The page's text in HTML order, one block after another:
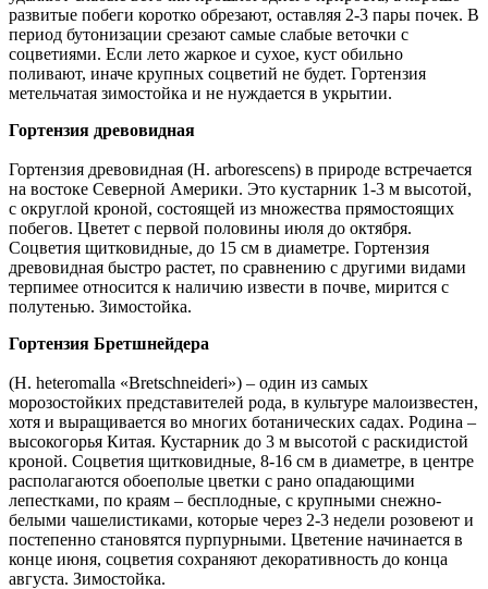
развитые побеги коротко обрезают, оставляя 2-3 пары почек. В
период бутонизации срезают самые слабые веточки с
соцветиями. Если лето жаркое и сухое, куст обильно
поливают, иначе крупных соцветий не будет. Гортензия
метельчатая зимостойка и не нуждается в укрытии.
Гортензия древовидная
Гортензия древовидная (Н. arborescens) в природе встречается
на востоке Северной Америки. Это кустарник 1-3 м высотой,
с округлой кроной, состоящей из множества прямостоящих
побегов. Цветет с первой половины июля до октября.
Соцветия щитковидные, до 15 см в диаметре. Гортензия
древовидная быстро растет, по сравнению с другими видами
терпимее относится к наличию извести в почве, мирится с
полутенью. Зимостойка.
Гортензия Бретшнейдера
(Н. heteromalla «Bretsch­nei­deri») – один из самых
морозостойких представителей рода, в культуре малоизвестен,
хотя и выращивается во многих ботанических садах. Родина –
высокогорья Китая. Кустарник до 3 м высотой с раскидистой
кроной. Соцветия щитковидные, 8-16 см в диаметре, в центре
располагаются обоеполые цветки с рано опадающими
лепестками, по краям – бесплодные, с крупными снежно-
белыми чашелистиками, которые через 2-3 недели розовеют и
постепенно становятся пурпурными. Цветение начинается в
конце июня, соцветия сохраняют декоративность до конца
августа. Зимостойка.